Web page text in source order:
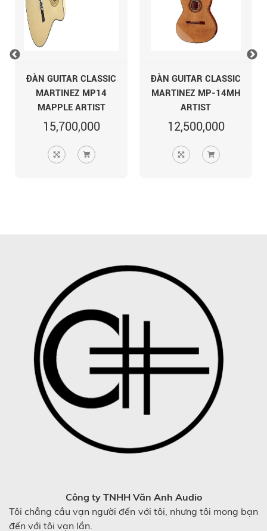
ĐÀN GUITAR CLASSIC
MARTINEZ MP14
MAPPLE ARTIST
15,700,000
ĐÀN GUITAR CLASSIC
MARTINEZ MP-14MH
ARTIST
12,500,000
Công ty TNHH Văn Anh Audio
Tôi chẳng cầu vạn người đến với tôi, nhưng tôi mong bạn
đến với tôi vạn lần.